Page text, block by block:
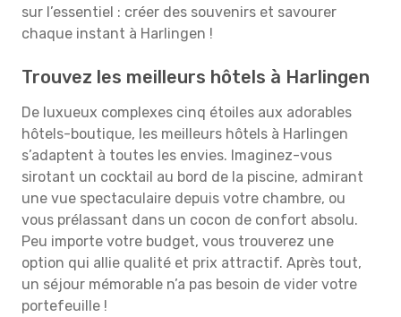
sur l’essentiel : créer des souvenirs et savourer
chaque instant à Harlingen !
Trouvez les meilleurs hôtels à Harlingen
De luxueux complexes cinq étoiles aux adorables
hôtels-boutique, les meilleurs hôtels à Harlingen
s’adaptent à toutes les envies. Imaginez-vous
sirotant un cocktail au bord de la piscine, admirant
une vue spectaculaire depuis votre chambre, ou
vous prélassant dans un cocon de confort absolu.
Peu importe votre budget, vous trouverez une
option qui allie qualité et prix attractif. Après tout,
un séjour mémorable n’a pas besoin de vider votre
portefeuille !